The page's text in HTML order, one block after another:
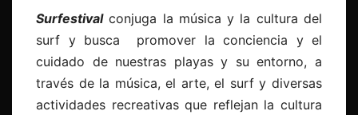
Surfestivalconjuga la música y la cultura del
surf y busca promover la conciencia y el
cuidado de nuestras playas y su entorno, a
través de la música, el arte, el surf y diversas
actividades recreativas que reflejan la cultura